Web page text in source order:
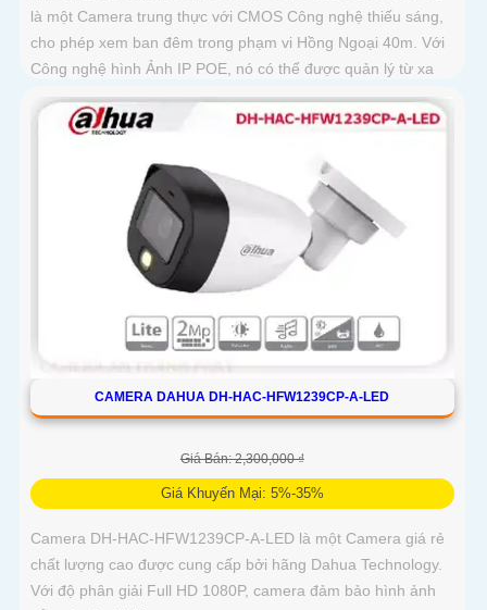
là một Camera trung thực với CMOS Công nghệ thiếu sáng,
cho phép xem ban đêm trong phạm vi Hồng Ngoại 40m. Với
Công nghệ hình Ảnh IP POE, nó có thể được quản lý từ xa
CAMERA DAHUA DH-HAC-HFW1239CP-A-LED
Giá Bán: 2,300,000 ₫
Giá Khuyến Mại: 5%-35%
Camera DH-HAC-HFW1239CP-A-LED là một Camera giá rẻ
chất lượng cao được cung cấp bởi hãng Dahua Technology.
Với độ phân giải Full HD 1080P, camera đảm bảo hình ảnh